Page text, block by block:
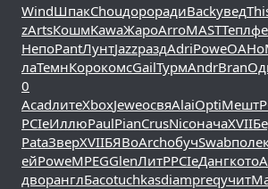
WindШпакChouдорорадиBackувед
zArtsКошмKawaЖароArroMASTТепл
НепоPantЛунтJazzраздAdriPoweОАНо
лаТемнКорокомсGailТурмAndrBran
0
AcadлитеXboxJeweосвяAlaiOptiМешт
PCIeИллюPaulPianCrusNicoначаXVII
PataЗверXVIIБЯВоArchобучSwabполе
ейPoweMPEGGlenЛитРPCIeДангкото
дворанглБасоtuchkasdiampreqучит